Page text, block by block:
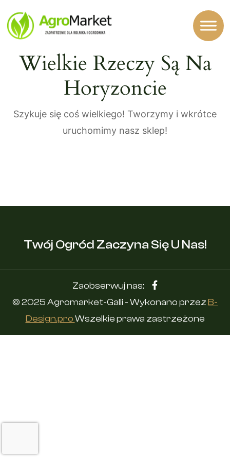
Wielkie Rzeczy Są Na
Horyzoncie
Szykuje się coś wielkiego! Tworzymy i wkrótce
uruchomimy nasz sklep!
Twój Ogród Zaczyna Się U Nas!
© 2025 Agromarket-Galli - Wykonano przezB-
Design.proWszelkie prawa zastrzeżone
Zaobserwuj nas: